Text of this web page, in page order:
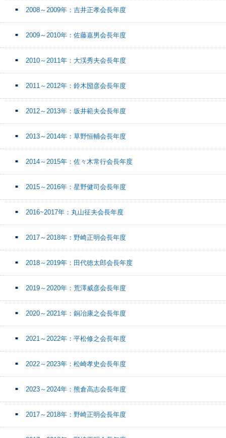
2008～2009年：吉井正孝会長年度
2009～2010年：佐藤嘉男会長年度
2010～2011年：大渓秀夫会長年度
2011～2012年：鈴木圀彦会長年度
2012～2013年：坂井範夫会長年度
2013～2014年：草野恒輔会長年度
2014～2015年：佐々木常行会長年度
2015～2016年：星野健司会長年度
2016~2017年：丸山征夫会長年度
2017～2018年：野崎正明会長年度
2018～2019年：田代徳太郎会長年度
2019～2020年：荒澤威彦会長年度
2020～2021年：銅冶康之会長年度
2021～2022年：平松修之会長年度
2022～2023年：松崎孝史会長年度
2023～2024年：熊倉高志会長年度
2017～2018年：野崎正明会長年度